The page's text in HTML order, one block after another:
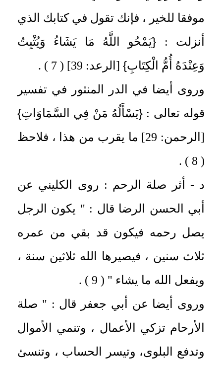
موفقا للخير ، فإنك تقول في كتابك الذي
أنزلت : {يَمْحُو اللَّهُ مَا يَشَاءُ وَيُثْبِتُ
وَعِنْدَهُ أُمُّ الْكِتَابِ} [الرعد: 39] ( 7 ) .
وروى أيضا في الدر المنثور في تفسير
قوله تعالى : {يَسْأَلُهُ مَنْ فِي السَّمَاوَاتِ}
[الرحمن: 29] ما يقرب من هذا ، فلاحظ
( 8 ) .
د - أثر صلة الرحم : روى الكليني عن
أبي الحسن الرضا قال : " يكون الرجل
يصل رحمه فيكون قد بقي من عمره
ثلاث سنين ، فيصيرها الله ثلاثين سنة ،
ويفعل الله ما يشاء " ( 9 ) .
وروى أيضا عن أبي جعفر قال : " صلة
الأرحام تزكي الأعمال ، وتنمي الأموال
وتدفع البلوى، وتيسر الحساب ، وتنسئ